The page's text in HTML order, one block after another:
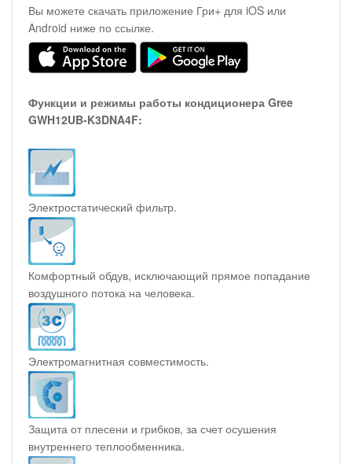
Вы можете скачать приложение Гри+ для iOS или
Android ниже по ссылке.
Функции и режимы работы кондиционера Gree
GWH12UB-K3DNA4F:
Электростатический фильтр.
Комфортный обдув, исключающий прямое попадание
воздушного потока на человека.
Электромагнитная совместимость.
Защита от плесени и грибков, за счет осушения
внутреннего теплообменника.